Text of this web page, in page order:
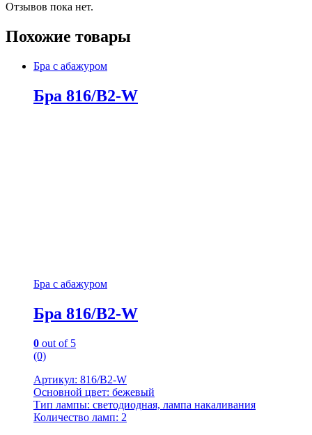
Отзывов пока нет.
Похожие товары
Бра с абажуром
Бра 816/B2-W
Бра с абажуром
Бра 816/B2-W
0 out of 5
(0)
Артикул: 816/B2-W
Основной цвет: бежевый
Тип лампы: светодиодная, лампа накаливания
Количество ламп: 2